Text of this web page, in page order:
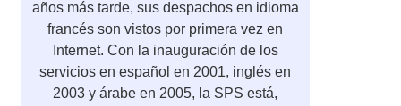
años más tarde, sus despachos en idioma
francés son vistos por primera vez en
Internet. Con la inauguración de los
servicios en español en 2001, inglés en
2003 y árabe en 2005, la SPS está,